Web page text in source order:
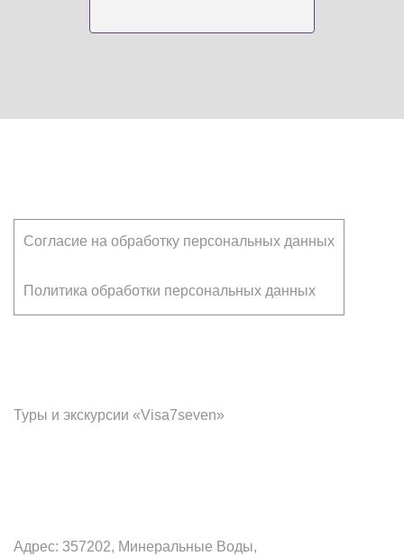
Адрес: 357202, Минеральные Воды,
Согласие на обработку персональных данных
Политика обработки персональных данных
Туры и экскурсии «Visa7seven»